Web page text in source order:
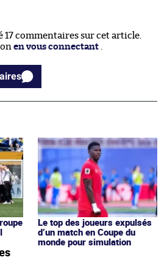
17 commentaires sur cet article.
en vous connectant .
Le top des joueurs expulsés
d’un match en Coupe du
monde pour simulation